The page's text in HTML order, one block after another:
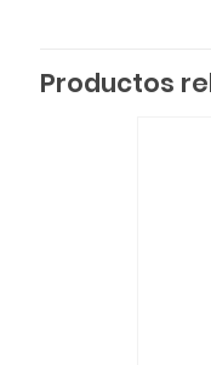
Productos